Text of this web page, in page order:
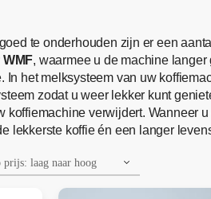
te onderhouden zijn er een
, waarmee u de machine langer
het melksysteem van uw
zodat u weer lekker kunt
verwijdert. Wanneer
lekkerste koffie én een langer